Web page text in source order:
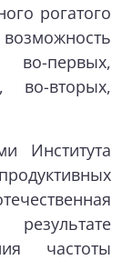
рогатого
во-первых,
во-вторых,
Института
частоты